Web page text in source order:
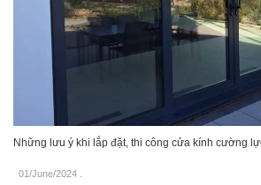
Những lưu ý khi lắp đặt, thi công cửa kính cường
01/June/2024